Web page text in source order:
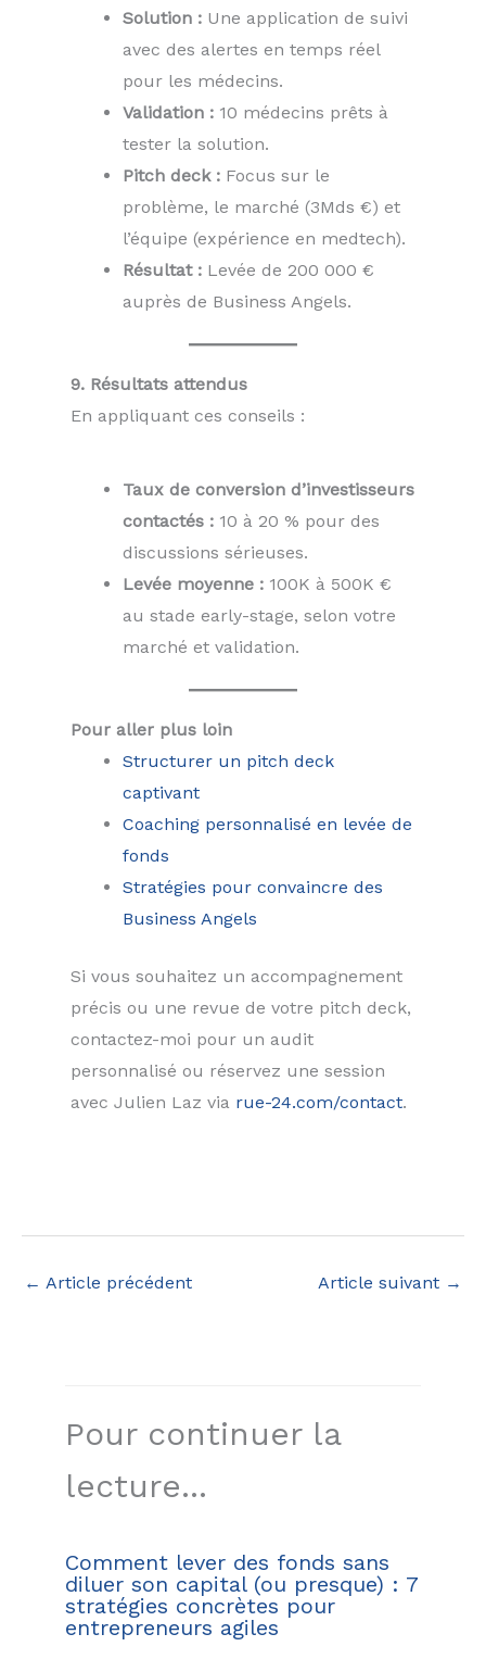
Solution : Une application de suivi
avec des alertes en temps réel
pour les médecins.
Validation : 10 médecins prêts à
tester la solution.
Pitch deck : Focus sur le
problème, le marché (3Mds €) et
l’équipe (expérience en medtech).
Résultat : Levée de 200 000 €
auprès de Business Angels.
9. Résultats attendus
En appliquant ces conseils :
Taux de conversion d’investisseurs
contactés : 10 à 20 % pour des
discussions sérieuses.
Levée moyenne : 100K à 500K €
au stade early-stage, selon votre
marché et validation.
Pour aller plus loin
Structurer un pitch deck
captivant
Coaching personnalisé en levée de
fonds
Stratégies pour convaincre des
Business Angels
Si vous souhaitez un accompagnement
précis ou une revue de votre pitch deck,
contactez-moi pour un audit
personnalisé ou réservez une session
avec Julien Laz via rue-24.com/contact.
← Article précédent Article suivant →
Pour continuer la
lecture...
Comment lever des fonds sans
diluer son capital (ou presque) : 7
stratégies concrètes pour
entrepreneurs agiles